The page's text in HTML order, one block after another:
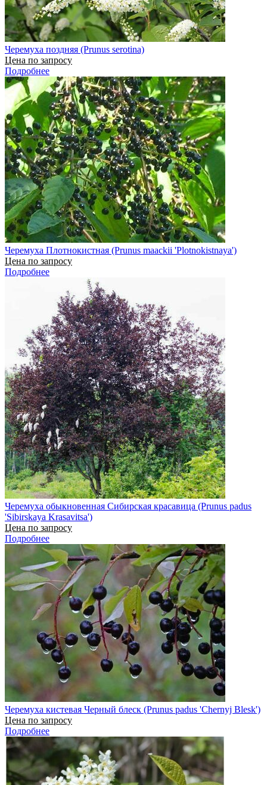
Черемуха поздняя (Prunus serotina)
Цена по запросу
Подробнее
Черемуха Плотнокистная (Prunus maackii 'Plotnokistnaya')
Цена по запросу
Подробнее
Черемуха обыкновенная Сибирская красавица (Prunus padus
'Sibirskaya Krasavitsa')
Цена по запросу
Подробнее
Черемуха кистевая Черный блеск (Prunus padus 'Chernyj Blesk')
Цена по запросу
Подробнее